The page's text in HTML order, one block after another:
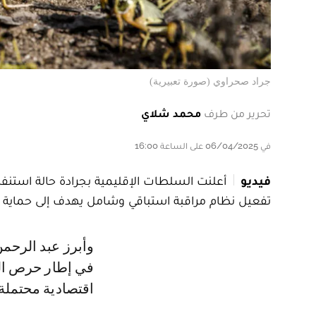
جراد صحراوي (صورة تعبيرية)
تحرير من طرف محمد شلاي
في 06/04/2025 على الساعة 16:00
فيديو
أعلنت السلطات الإقليمية بجرادة حالة
تفعيل نظام مراقبة استباقي وشامل يهدف إلى حماية
وأبرز عبد الرحمن أنافلوس، المدير الإقليمي للفلاحة بجرادة، أن هذه الخطوة تأتي
في إطار حرص
اقتصادية